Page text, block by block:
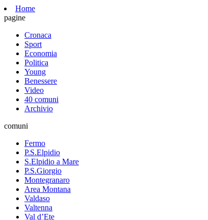
Home
pagine
Cronaca
Sport
Economia
Politica
Young
Benessere
Video
40 comuni
Archivio
comuni
Fermo
P.S.Elpidio
S.Elpidio a Mare
P.S.Giorgio
Montegranaro
Area Montana
Valdaso
Valtenna
Val d’Ete